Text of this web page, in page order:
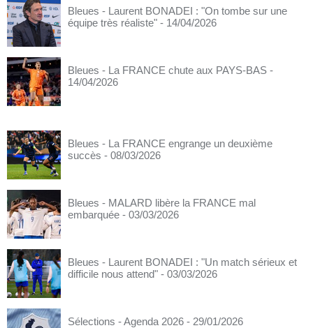
Bleues - Laurent BONADEI : "On tombe sur une
équipe très réaliste" - 14/04/2026
Bleues - La FRANCE chute aux PAYS-BAS -
14/04/2026
Bleues - La FRANCE engrange un deuxième
succès - 08/03/2026
Bleues - MALARD libère la FRANCE mal
embarquée - 03/03/2026
Bleues - Laurent BONADEI : "Un match sérieux et
difficile nous attend" - 03/03/2026
Sélections - Agenda 2026 - 29/01/2026